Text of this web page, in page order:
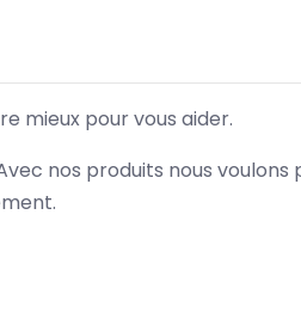
mieux pour vous aider.
nos produits nous voulons